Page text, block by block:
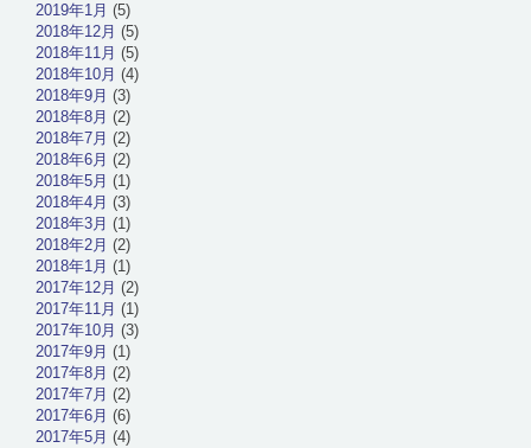
2019年1月 (5)
2018年12月 (5)
2018年11月 (5)
2018年10月 (4)
2018年9月 (3)
2018年8月 (2)
2018年7月 (2)
2018年6月 (2)
2018年5月 (1)
2018年4月 (3)
2018年3月 (1)
2018年2月 (2)
2018年1月 (1)
2017年12月 (2)
2017年11月 (1)
2017年10月 (3)
2017年9月 (1)
2017年8月 (2)
2017年7月 (2)
2017年6月 (6)
2017年5月 (4)